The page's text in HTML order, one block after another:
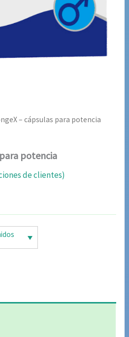
– cápsulas para potencia
potencia
de clientes)